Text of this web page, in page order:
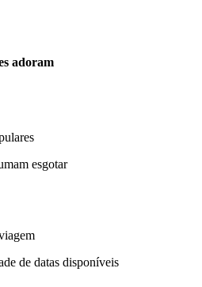
adoram
esgotar
de datas disponíveis